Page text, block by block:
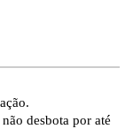
desbota por até